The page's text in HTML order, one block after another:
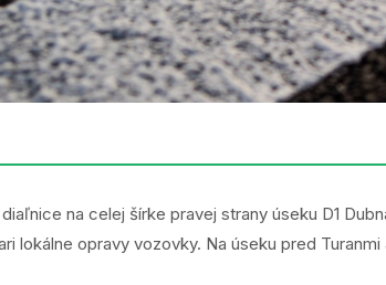
na celej šírke pravej strany úseku D1
lokálne opravy vozovky. Na úseku pred